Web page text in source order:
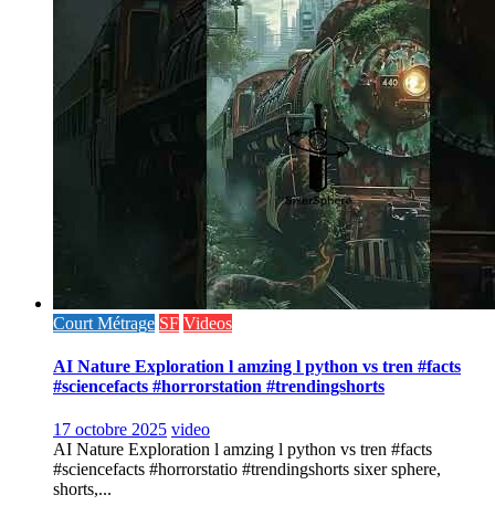
Court Métrage SF Videos
AI Nature Exploration l amzing l python vs tren #facts
#sciencefacts #horrorstation #trendingshorts
17 octobre 2025 video
AI Nature Exploration l amzing l python vs tren #facts
#sciencefacts #horrorstatio #trendingshorts sixer sphere,
shorts,...